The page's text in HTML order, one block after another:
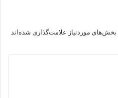
بخش‌های موردنیاز علامت‌گذاری شده‌اند